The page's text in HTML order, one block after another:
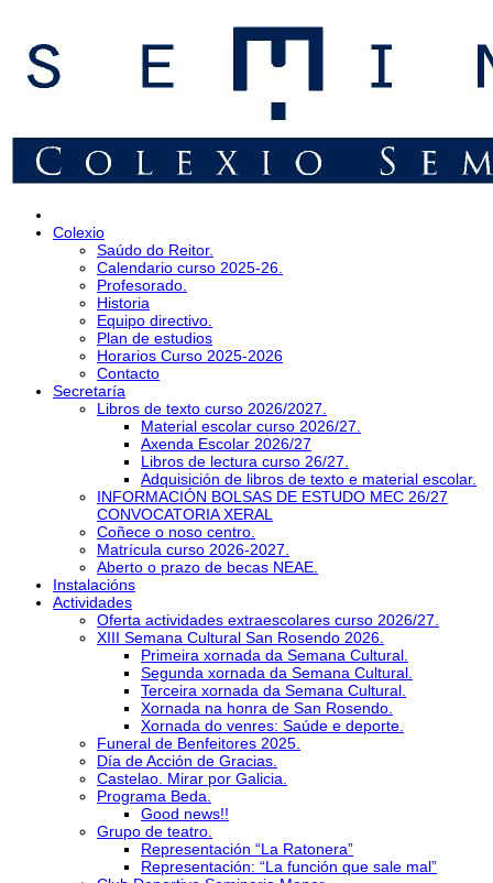
Colexio
Saúdo do Reitor.
Calendario curso 2025-26.
Profesorado.
Historia
Equipo directivo.
Plan de estudios
Horarios Curso 2025-2026
Contacto
Secretaría
Libros de texto curso 2026/2027.
Material escolar curso 2026/27.
Axenda Escolar 2026/27
Libros de lectura curso 26/27.
Adquisición de libros de texto e material escolar.
INFORMACIÓN BOLSAS DE ESTUDO MEC 26/27
CONVOCATORIA XERAL
Coñece o noso centro.
Matrícula curso 2026-2027.
Aberto o prazo de becas NEAE.
Instalacións
Actividades
Oferta actividades extraescolares curso 2026/27.
XIII Semana Cultural San Rosendo 2026.
Primeira xornada da Semana Cultural.
Segunda xornada da Semana Cultural.
Terceira xornada da Semana Cultural.
Xornada na honra de San Rosendo.
Xornada do venres: Saúde e deporte.
Funeral de Benfeitores 2025.
Día de Acción de Gracias.
Castelao. Mirar por Galicia.
Programa Beda.
Good news!!
Grupo de teatro.
Representación “La Ratonera”
Representación: “La función que sale mal”